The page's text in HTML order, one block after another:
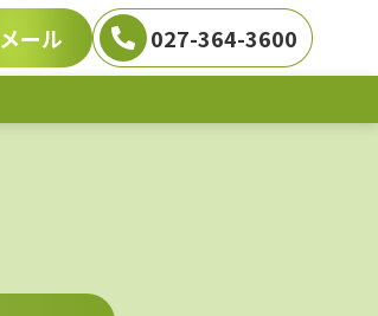
メール 027-364-3600